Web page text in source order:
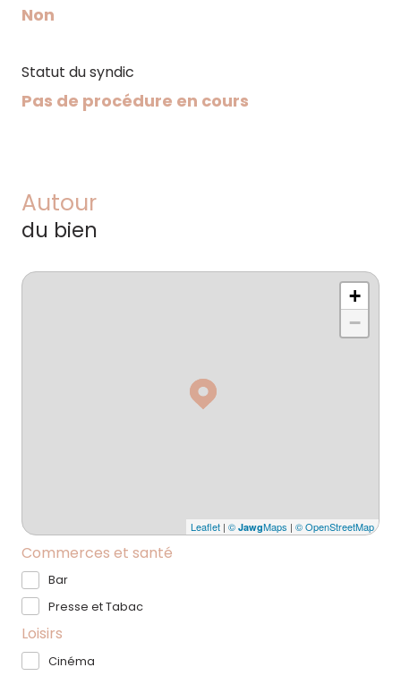
Non
Statut du syndic
Pas de procédure en cours
Autour
du bien
+
−
Leaflet | © JawgMaps | © OpenStreetMap
Commerces et santé
Bar
Presse et Tabac
Loisirs
Cinéma